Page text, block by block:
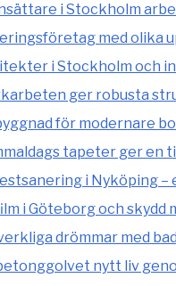
i Stockholm
med olika
i Stockholm och
ger robusta
för modernare
tapeter ger en
i Nyköping –
i Göteborg och skydd
drömmar med
nytt liv